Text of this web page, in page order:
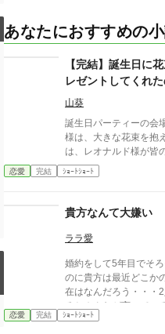
あなたにおすすめの
【完結】誕生日に
レゼントしてくれ
山葵
誕生日パーティーの会
様は、大きな花束を抱えていた。
は、レオナルド様が皆
にプレゼントするのだ
恋愛 完結 ｼｮｰﾄｼｮｰﾄ
貴方なんて大嫌い
ララ愛
婚約をして5年目でそ
のに貴方は最近どこか
在はなんだろう・・・
るとみんなが言ってい
す・・・貴方なんて大嫌
恋愛 完結 ｼｮｰﾄｼｮｰﾄ